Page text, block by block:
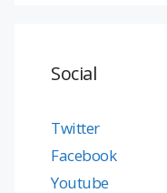
Social
Twitter
Facebook
Youtube